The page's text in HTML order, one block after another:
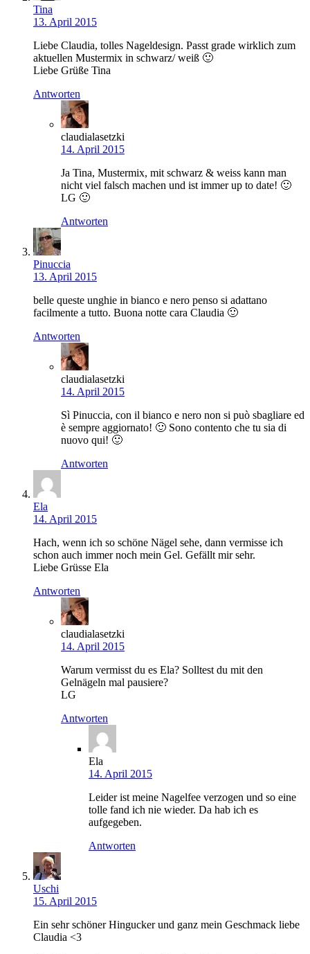
Tina
13. April 2015
Liebe Claudia, tolles Nageldesign. Passt grade wirklich zum
aktuellen Mustermix in schwarz/ weiß 🙂
Liebe Grüße Tina
Antworten
claudialasetzki
14. April 2015
Ja Tina, Mustermix, mit schwarz & weiss kann man
nicht viel falsch machen und ist immer up to date! 🙂
LG 🙂
Antworten
Pinuccia
13. April 2015
belle queste unghie in bianco e nero penso si adattano
facilmente a tutto. Buona notte cara Claudia 🙂
Antworten
claudialasetzki
14. April 2015
Sì Pinuccia, con il bianco e nero non si può sbagliare ed
è sempre aggiornato! 🙂 Sono contento che tu sia di
nuovo qui! 🙂
Antworten
Ela
14. April 2015
Hach, wenn ich so schöne Nägel sehe, dann vermisse ich
schon auch immer noch mein Gel. Gefällt mir sehr.
Liebe Grüsse Ela
Antworten
claudialasetzki
14. April 2015
Warum vermisst du es Ela? Solltest du mit den
Gelnägeln mal pausiere?
LG
Antworten
Ela
14. April 2015
Leider ist meine Nagelfee verzogen und so eine
tolle fand ich nie wieder. Da hab ich es
aufgegeben.
Antworten
Uschi
15. April 2015
Ein sehr schöner Hingucker und ganz mein Geschmack liebe
Claudia <3